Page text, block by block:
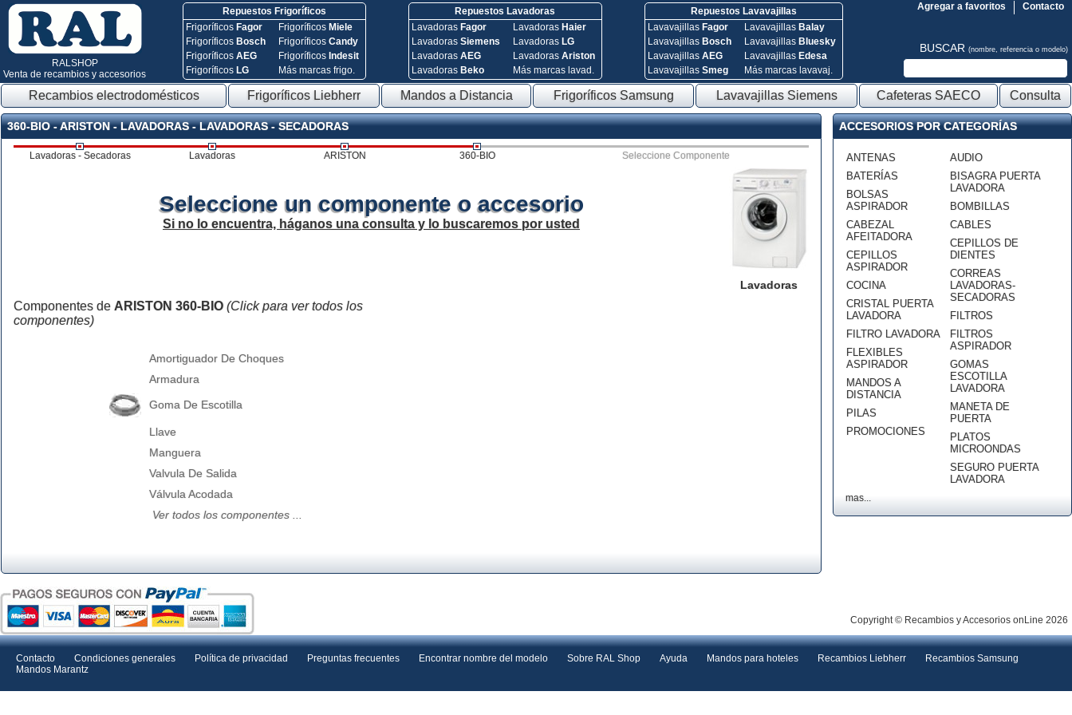
RALSHOP
Venta de recambios y accesorios
Repuestos Frigoríficos
Frigoríficos Fagor
Frigoríficos Bosch
FrigoríficosAEG
Frigoríficos LG
Frigoríficos Miele
FrigoríficosCandy
Frigoríficos Indesit
Más marcas frigo.
Repuestos Lavadoras
Lavadoras Fagor
Lavadoras Siemens
Lavadoras AEG
Lavadoras Beko
Lavadoras Haier
Lavadoras LG
Lavadoras Ariston
Más marcas lavad.
Repuestos Lavavajillas
Lavavajillas Fagor
Lavavajillas Bosch
Lavavajillas AEG
Lavavajillas Smeg
Lavavajillas Balay
Lavavajillas Bluesky
Lavavajillas Edesa
Más marcas lavavaj.
Contacto
Agregar a favoritos
BUSCAR (nombre, referencia o modelo)
Recambios electrodomésticos Frigoríficos Liebherr Mandos a Distancia Frigoríficos Samsung Lavavajillas Siemens Cafeteras SAECO Consulta
360-BIO - ARISTON - LAVADORAS - LAVADORAS - SECADORAS
Lavadoras - Secadoras Lavadoras ARISTON 360-BIO Seleccione Componente
Lavadoras
Seleccione un componente o accesorio
Si no lo encuentra, háganos una consulta y lo buscaremos por usted
Componentes de ARISTON 360-BIO (Click para ver todos los
componentes)
Amortiguador De Choques
Armadura
Goma De Escotilla
Llave
Manguera
Valvula De Salida
Válvula Acodada
Ver todos los componentes ...
ACCESORIOS POR CATEGORÍAS
ANTENAS
BATERÍAS
BOLSAS
ASPIRADOR
CABEZAL
AFEITADORA
CEPILLOS
ASPIRADOR
COCINA
CRISTAL PUERTA
LAVADORA
FILTRO LAVADORA
FLEXIBLES
ASPIRADOR
MANDOS A
DISTANCIA
PILAS
PROMOCIONES
AUDIO
BISAGRA PUERTA
LAVADORA
BOMBILLAS
CABLES
CEPILLOS DE
DIENTES
CORREAS
LAVADORAS-
SECADORAS
FILTROS
FILTROS
ASPIRADOR
GOMAS
ESCOTILLA
LAVADORA
MANETA DE
PUERTA
PLATOS
MICROONDAS
SEGURO PUERTA
LAVADORA
mas...
Copyright © Recambios y Accesorios onLine 2026
Contacto Condiciones generales Política de privacidad Preguntas frecuentes Encontrar nombre del modelo Sobre RAL Shop Ayuda Mandos para hoteles Recambios Liebherr
Recambios Samsung
Mandos Marantz